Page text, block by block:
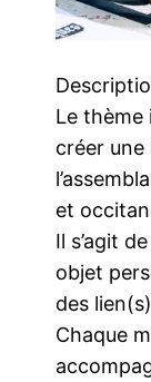
Le thème
créer
et
Il s’agit
objet
des
Chaque